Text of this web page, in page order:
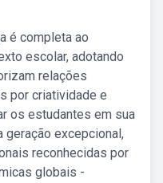
é completa ao
escolar, adotando
relações
por criatividade e
os estudantes em sua
geração excepcional,
reconhecidas por
globais -